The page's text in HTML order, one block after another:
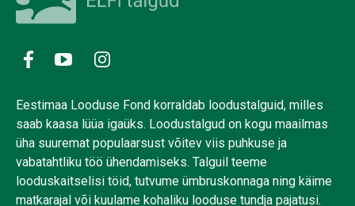
Eestimaa Looduse Fond korraldab loodustalguid, milles
saab kaasa lüüa igaüks. Loodustalgud on kogu maailmas
üha suuremat populaarsust võitev viis puhkuse ja
vabatahtliku töö ühendamiseks. Talguil teeme
looduskaitselisi töid, tutvume ümbruskonnaga ning käime
matkarajal või kuulame kohaliku looduse tundja pajatusi.